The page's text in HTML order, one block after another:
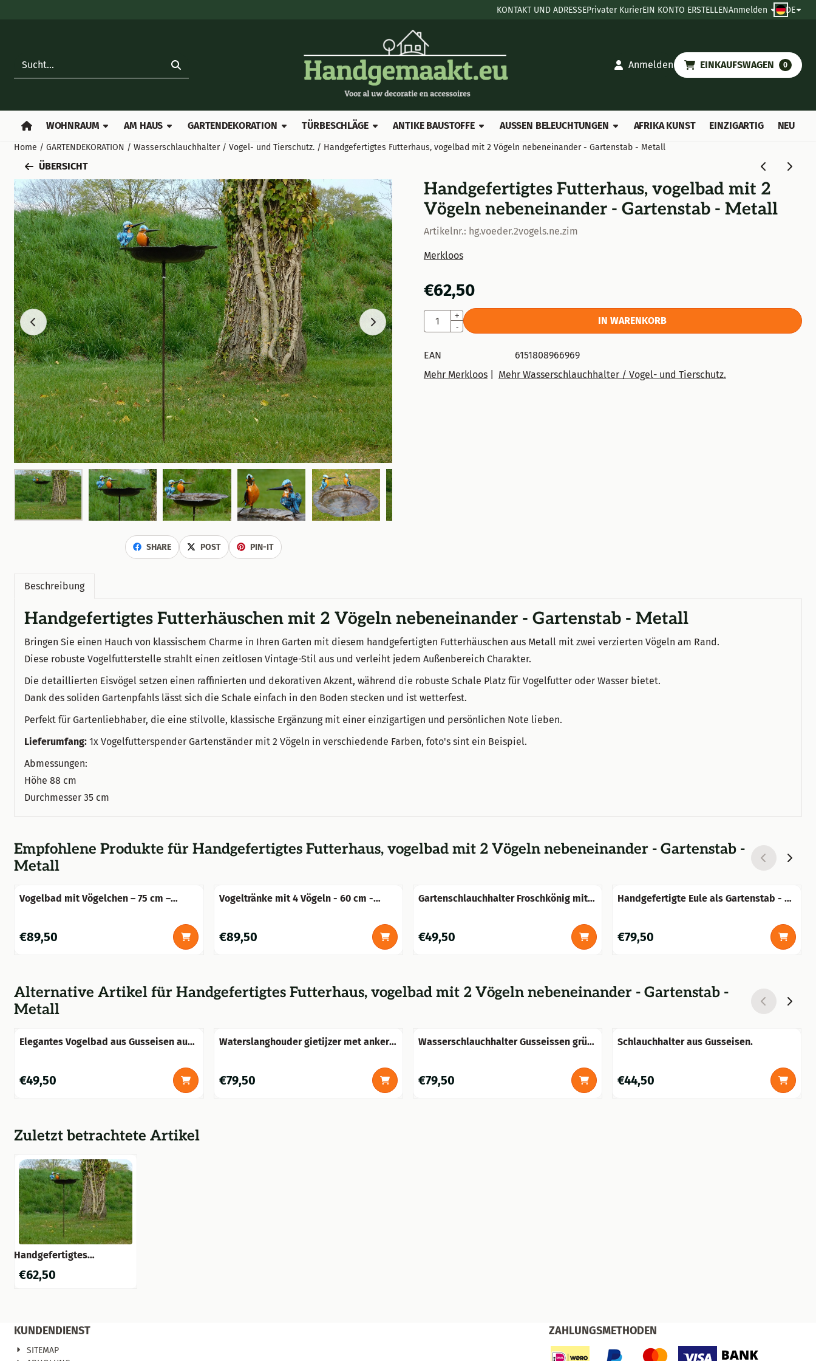
KONTAKT UND ADRESSEPrivater KurierEIN KONTO ERSTELLENAnmelden DE
Suche
Anmelden EINKAUFSWAGEN 0
WOHNRAUM AM HAUS GARTENDEKORATION TÜRBESCHLÄGE ANTIKE BAUSTOFFE AUSSEN BELEUCHTUNGEN AFRIKA KUNST EINZIGARTIG NEU
Home / GARTENDEKORATION / Wasserschlauchhalter / Vogel- und Tierschutz. / Handgefertigtes Futterhaus, vogelbad mit 2 Vögeln nebeneinander - Gartenstab - Metall
ÜBERSICHT
SHARE POST PIN-IT
Handgefertigtes Futterhaus, vogelbad mit 2
Vögeln nebeneinander - Gartenstab - Metall
Artikelnr.: hg.voeder.2vogels.ne.zim
Merkloos
€62,50
Anzahl
+
-
IN WARENKORB
EAN
6151808966969
Mehr Merkloos| Mehr Wasserschlauchhalter / Vogel- und Tierschutz.
Beschreibung
Handgefertigtes Futterhäuschen mit 2 Vögeln nebeneinander - Gartenstab - Metall
Bringen Sie einen Hauch von klassischem Charme in Ihren Garten mit diesem handgefertigten Futterhäuschen aus Metall mit zwei verzierten Vögeln am Rand.
Diese robuste Vogelfutterstelle strahlt einen zeitlosen Vintage-Stil aus und verleiht jedem Außenbereich Charakter.
Die detaillierten Eisvögel setzen einen raffinierten und dekorativen Akzent, während die robuste Schale Platz für Vogelfutter oder Wasser bietet.
Dank des soliden Gartenpfahls lässt sich die Schale einfach in den Boden stecken und ist wetterfest.
Perfekt für Gartenliebhaber, die eine stilvolle, klassische Ergänzung mit einer einzigartigen und persönlichen Note lieben.
Lieferumfang:1x Vogelfutterspender Gartenständer mit 2 Vögeln in verschiedende Farben, foto's sint ein Beispiel.
Abmessungen:
Höhe 88 cm
Durchmesser 35 cm
Empfohlene Produkte fürHandgefertigtes Futterhaus, vogelbad mit 2 Vögeln nebeneinander - Gartenstab -
Metall
Vogelbad mit Vögelchen – 75 cm –
Preis: 89,50
€89,50
Vogeltränke mit 4 Vögeln - 60 cm -
Preis: 89,50
€89,50
Gartenschlauchhalter Froschkönig mit
Preis: 49,50
€49,50
Handgefertigte Eule als Gartenstab - 83
Preis: 79,50
€79,50
Alternative Artikel fürHandgefertigtes Futterhaus, vogelbad mit 2 Vögeln nebeneinander - Gartenstab -
Metall
Elegantes Vogelbad aus Gusseisen auf
Preis: 49,50
€49,50
Waterslanghouder gietijzer met anker,
Preis: 79,50
€79,50
Wasserschlauchhalter Gusseissen grün-
Preis: 79,50
€79,50
Schlauchhalter aus Gusseisen.
Preis: 44,50
€44,50
Zuletzt betrachtete Artikel
Handgefertigtes
Vögeln nebeneinander -
€62,50
KUNDENDIENST
SITEMAP
ZAHLUNGSMETHODEN